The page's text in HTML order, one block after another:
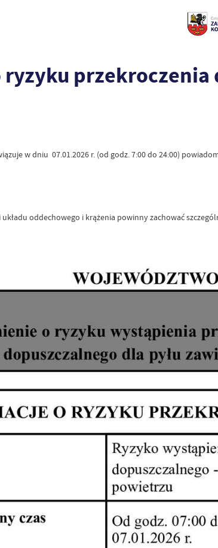
przekroczenia
w dniu 07.01.2026 r. (od godz. 7:00 do 24:00)
oddechowego i krążenia powinny zachować